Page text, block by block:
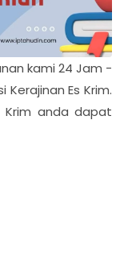
kami 24 Jam -
Es Krim.
Krim anda dapat